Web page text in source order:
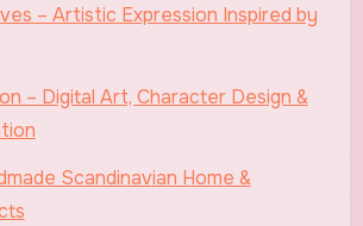
– Artistic Expression Inspired by
– Digital Art, Character Design &
Scandinavian Home &